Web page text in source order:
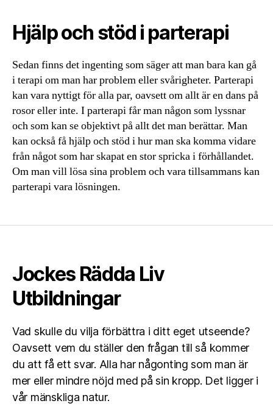
Hjälp och stöd i parterapi
Sedan finns det ingenting som säger att man bara kan gå
i terapi om man har problem eller svårigheter. Parterapi
kan vara nyttigt för alla par, oavsett om allt är en dans på
rosor eller inte. I parterapi får man någon som lyssnar
och som kan se objektivt på allt det man berättar. Man
kan också få hjälp och stöd i hur man ska komma vidare
från något som har skapat en stor spricka i förhållandet.
Om man vill lösa sina problem och vara tillsammans kan
parterapi vara lösningen.
Jockes Rädda Liv
Utbildningar
Vad skulle du vilja förbättra i ditt eget utseende?
Oavsett vem du ställer den frågan till så kommer
du att få ett svar. Alla har någonting som man är
mer eller mindre nöjd med på sin kropp. Det ligger i
vår mänskliga natur.